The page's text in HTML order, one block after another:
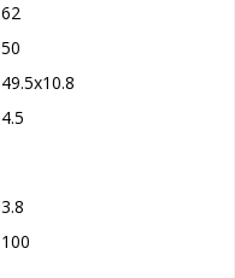
62
50
49.5х10.8
4.5
3.8
100